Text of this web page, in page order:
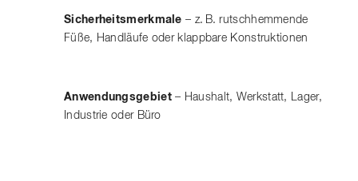
Sicherheitsmerkmale – z. B. rutschhemmende
Füße, Handläufe oder klappbare Konstruktionen
Anwendungsgebiet– Haushalt, Werkstatt, Lager,
Industrie oder Büro